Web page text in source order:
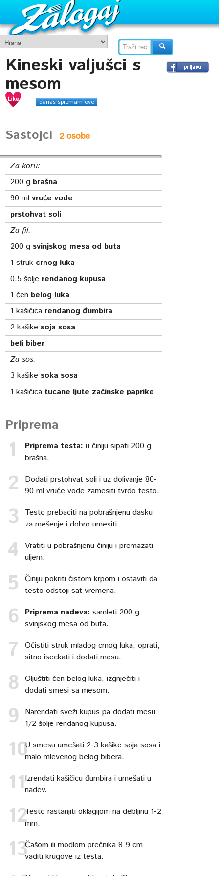
Kineski valjušci s
mesom
danas spremam ovo
Sastojci
Za koru:
200 g brašna
90 mlvruće vode
prstohvat soli
Za fil:
200 gsvinjskog mesa od buta
1 struk crnog luka
0.5 šolje rendanog kupusa
1 čen belog luka
1 kašičica rendanog đumbira
2 kašikesoja sosa
beli biber
Za sos:
3 kašikesoka sosa
1 kašičica tucane ljute začinske paprike
Priprema
Priprema testa:u činiju sipati 200 g
brašna.
Dodati prstohvat soli i uz dolivanje 80-
90 ml vruće vode zamesiti tvrdo testo.
Testo prebaciti na pobrašnjenu dasku
za mešenje i dobro umesiti.
Vratiti u pobrašnjenu činiju i premazati
uljem.
Činiju pokriti čistom krpom i ostaviti da
testo odstoji sat vremena.
Priprema nadeva:samleti 200 g
svinjskog mesa od buta.
Očistiti struk mladog crnog luka, oprati,
sitno iseckati i dodati mesu.
Oljuštiti čen belog luka, izgnječiti i
dodati smesi sa mesom.
Narendati sveži kupus pa dodati mesu
1/2 šolje rendanog kupusa.
U smesu umešati 2-3 kašike soja sosa i
malo mlevenog belog bibera.
Izrendati kašičicu đumbira i umešati u
nadev.
Testo rastanjiti oklagijom na debljinu 1-2
mm.
Čašom ili modlom prečnika 8-9 cm
vaditi krugove iz testa.